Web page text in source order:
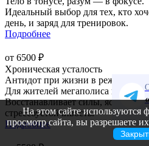
Идеальный выбор для тех, кто
день, и заряд для тренировок.
Подробнее
от 6500 ₽
Хроническая усталость
Антидот при жизни в режиме
Для жителей мегаполиса и тех,
Восстанавливает силы, ясность
стрессоустойчивость.
Подробнее
На этом сайте используются
просмотр сайта, вы разрешаете